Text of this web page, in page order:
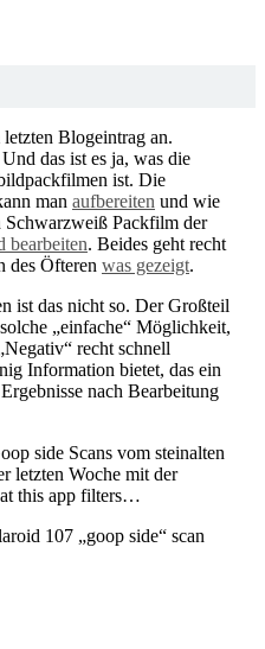
Blogeintrag an.
das ist es ja, was die
ist. Die
man aufbereiten und wie
Packfilm der
bearbeiten. Beides geht recht
des Öfteren was gezeigt.
ist das nicht so. Der Großteil
„einfache“ Möglichkeit,
recht schnell
Information bietet, das ein
nach Bearbeitung
side Scans vom steinalten
letzten Woche mit der
this app filters…
107 „goop side“ scan